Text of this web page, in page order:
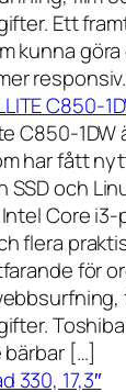
Ett
kunna
C850-
C850-1DW
har fått
och
Intel Core
flera
för
bärbar […]
330, 17,3″